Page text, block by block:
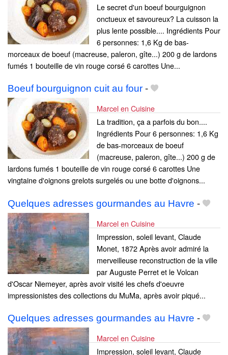
Le secret d'un boeuf bourguignon
onctueux et savoureux? La cuisson la
plus lente possible.... Ingrédients Pour
6 personnes: 1,6 Kg de bas-
morceaux de boeuf (macreuse, paleron, gîte...) 200 g de lardons
fumés 1 bouteille de vin rouge corsé 6 carottes Une...
Boeuf bourguignon cuit au four -
Marcel en Cuisine
La tradition, ça a parfois du bon....
Ingrédients Pour 6 personnes: 1,6 Kg
de bas-morceaux de boeuf
(macreuse, paleron, gîte...) 200 g de
lardons fumés 1 bouteille de vin rouge corsé 6 carottes Une
vingtaine d'oignons grelots surgelés ou une botte d'oignons...
Quelques adresses gourmandes au Havre -
Marcel en Cuisine
Impression, soleil levant, Claude
Monet, 1872 Après avoir admiré la
merveilleuse reconstruction de la ville
par Auguste Perret et le Volcan
d'Oscar Niemeyer, après avoir visité les chefs d'oeuvre
impressionistes des collections du MuMa, après avoir piqué...
Quelques adresses gourmandes au Havre -
Marcel en Cuisine
Impression, soleil levant, Claude